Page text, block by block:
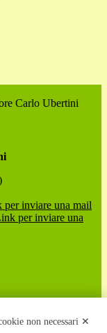
Carlo Ubertini
per inviare una mail
per inviare una
non necessari ✕